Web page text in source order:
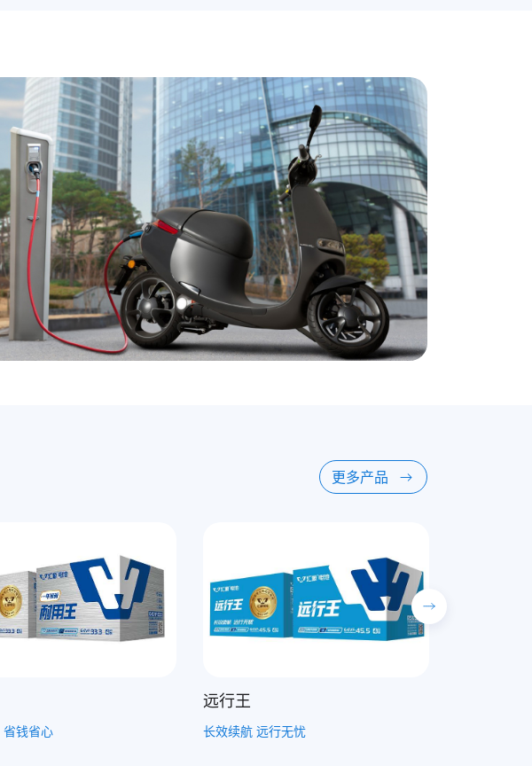
更多产品
行无忧
动力王
强劲动力 一触即发